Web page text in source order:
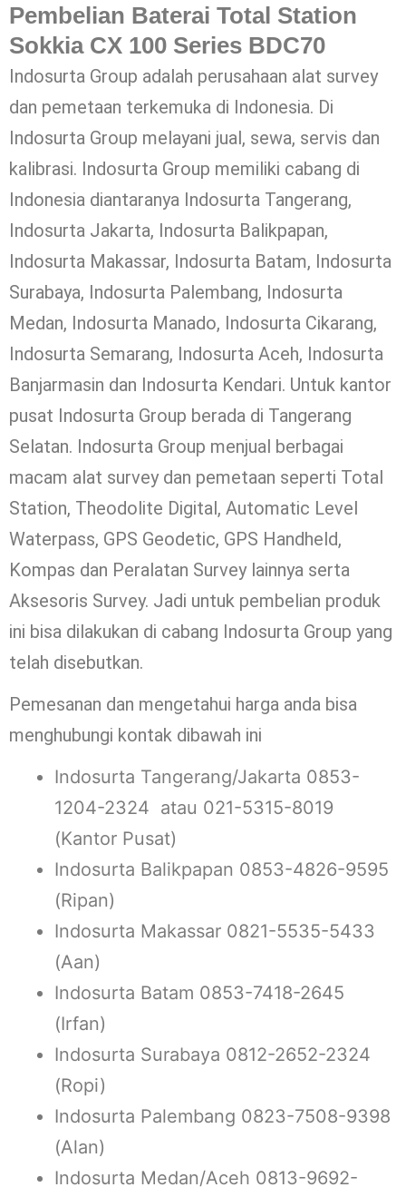
Pembelian Baterai Total Station
Sokkia CX 100 Series BDC70
Indosurta Group adalah perusahaan alat survey
dan pemetaan terkemuka di Indonesia. Di
Indosurta Group melayani jual, sewa, servis dan
kalibrasi. Indosurta Group memiliki cabang di
Indonesia diantaranya Indosurta Tangerang,
Indosurta Jakarta, Indosurta Balikpapan,
Indosurta Makassar, Indosurta Batam, Indosurta
Surabaya, Indosurta Palembang, Indosurta
Medan, Indosurta Manado, Indosurta Cikarang,
Indosurta Semarang, Indosurta Aceh, Indosurta
Banjarmasin dan Indosurta Kendari. Untuk kantor
pusat Indosurta Group berada di Tangerang
Selatan. Indosurta Group menjual berbagai
macam alat survey dan pemetaan seperti Total
Station, Theodolite Digital, Automatic Level
Waterpass, GPS Geodetic, GPS Handheld,
Kompas dan Peralatan Survey lainnya serta
Aksesoris Survey. Jadi untuk pembelian produk
ini bisa dilakukan di cabang Indosurta Group yang
telah disebutkan.
Pemesanan dan mengetahui harga anda bisa
menghubungi kontak dibawah ini
Indosurta Tangerang/Jakarta 0853-
1204-2324 atau 021-5315-8019
(Kantor Pusat)
Indosurta Balikpapan 0853-4826-9595
(Ripan)
Indosurta Makassar 0821-5535-5433
(Aan)
Indosurta Batam 0853-7418-2645
(Irfan)
Indosurta Surabaya 0812-2652-2324
(Ropi)
Indosurta Palembang 0823-7508-9398
(Alan)
Indosurta Medan/Aceh 0813-9692-